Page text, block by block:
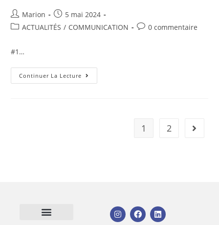
Marion
5 mai 2024
ACTUALITÉS / COMMUNICATION 0 commentaire
#1…
Continuer La Lecture
1 2